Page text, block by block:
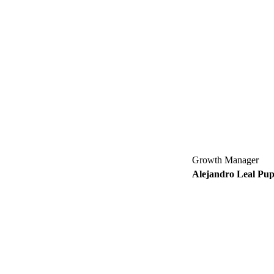
Growth Manager
Alejandro Leal